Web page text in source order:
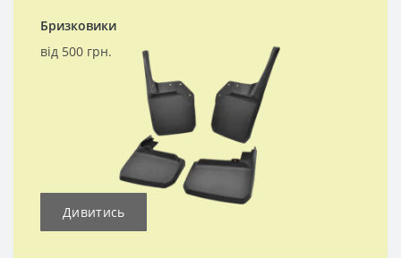
Бризковики
від 500 грн.
Дивитись